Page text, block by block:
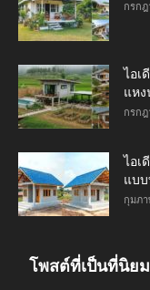
กรกฎ
ไอเ
แหง
กรกฎ
ไอเ
แบบ
กุมภ
โพสต์ที่เป็นที่นิยม